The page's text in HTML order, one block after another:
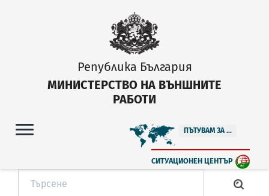
Република България
МИНИСТЕРСТВО НА ВЪНШНИТЕ
РАБОТИ
ПЪТУВАМ ЗА ...
СИТУАЦИОНЕН ЦЕНТЪР